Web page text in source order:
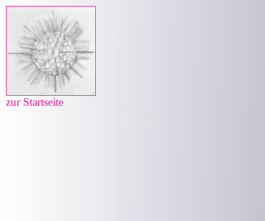
zur Startseite